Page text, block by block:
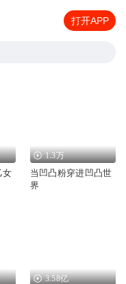
打开APP
女
1.3万
当凹凸粉穿进凹凸世
界
3.58亿